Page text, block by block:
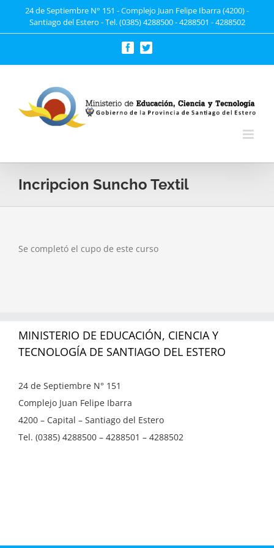
24 de Septiembre N° 151 - Complejo Juan Felipe Ibarra (4200) -
Santiago del Estero - Tel. (0385) 4288500 - 4288501 - 4288502
FacebookTwitter
Incripcion Suncho Textil
Se completó el cupo de este curso
MINISTERIO DE EDUCACIÓN, CIENCIA Y
TECNOLOGÍA DE SANTIAGO DEL ESTERO
24 de Septiembre N° 151
Complejo Juan Felipe Ibarra
4200 – Capital – Santiago del Estero
Tel. (0385) 4288500 – 4288501 – 4288502